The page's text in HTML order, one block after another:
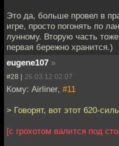
Это да, больше провел в
игре, просто погонять по
лунному. Вторую часть
первая бережно хранится.)
eugene107 »
#28 | 26.03.12 02:07
Кому: Airliner, #11
> Говорят, вот этот 620-
[с грохотом валится под